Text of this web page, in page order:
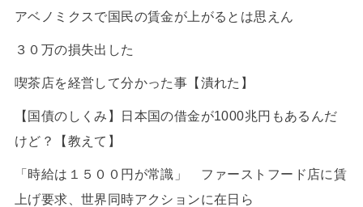
アベノミクスで国民の賃金が上がるとは思えん
３０万の損失出した
喫茶店を経営して分かった事【潰れた】
【国債のしくみ】日本国の借金が1000兆円もあるんだ
けど？【教えて】
「時給は１５００円が常識」 ファーストフード店に賃
上げ要求、世界同時アクションに在日ら